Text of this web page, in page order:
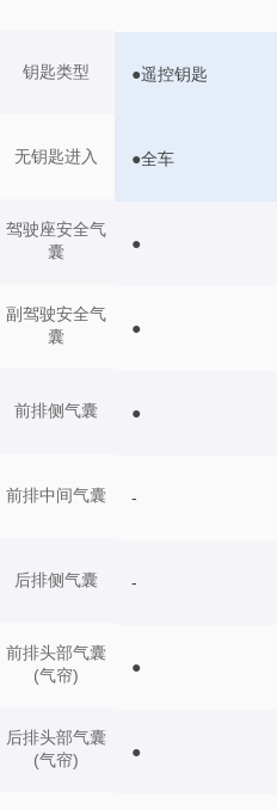
钥匙类型
无钥匙进入
驾驶座安全气
囊
副驾驶安全气
囊
前排侧气囊
前排中间气囊
后排侧气囊
前排头部气囊
(气帘)
后排头部气囊
(气帘)
●遥控钥匙
●全车
●
●
●
-
-
●
●